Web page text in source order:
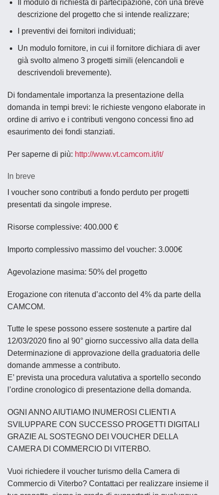
Il modulo di richiesta di partecipazione, con una breve
descrizione del progetto che si intende realizzare;
I preventivi dei fornitori individuati;
Un modulo fornitore, in cui il fornitore dichiara di aver
già svolto almeno 3 progetti simili (elencandoli e
descrivendoli brevemente).
Di fondamentale importanza la presentazione della
domanda in tempi brevi: le richieste vengono elaborate in
ordine di arrivo e i contributi vengono concessi fino ad
esaurimento dei fondi stanziati.
Per saperne di più: http://www.vt.camcom.it/it/
In breve
I voucher sono contributi a fondo perduto per progetti
presentati da singole imprese.
Risorse complessive: 400.000 €
Importo complessivo massimo del voucher: 3.000€
Agevolazione masima: 50% del progetto
Erogazione con ritenuta d’acconto del 4% da parte della
CAMCOM.
Tutte le spese possono essere sostenute a partire dal
12/03/2020 fino al 90° giorno successivo alla data della
Determinazione di approvazione della graduatoria delle
domande ammesse a contributo.
E’ prevista una procedura valutativa a sportello secondo
l’ordine cronologico di presentazione della domanda.
OGNI ANNO AIUTIAMO INUMEROSI CLIENTI A
SVILUPPARE CON SUCCESSO PROGETTI DIGITALI
GRAZIE AL SOSTEGNO DEI VOUCHER DELLA
CAMERA DI COMMERCIO DI VITERBO.
Vuoi richiedere il voucher turismo della Camera di
Commercio di Viterbo? Contattaci per realizzare insieme il